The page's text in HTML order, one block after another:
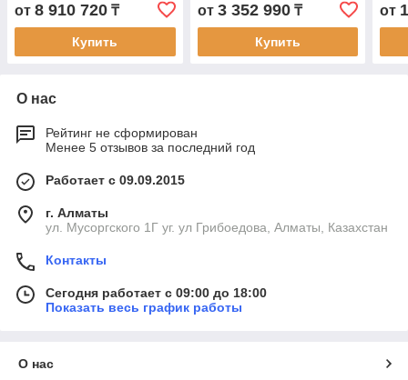
от 8 910 720 ₸
Купить
от 3 352 990₸
Купить
от
О нас
Рейтинг не сформирован
Менее 5 отзывов за последний год
Работает с 09.09.2015
г. Алматы
ул. Мусоргского 1Г уг. ул Грибоедова, Алматы, Казахстан
Контакты
Сегодня работает с 09:00 до 18:00
Показать весь график работы
О нас